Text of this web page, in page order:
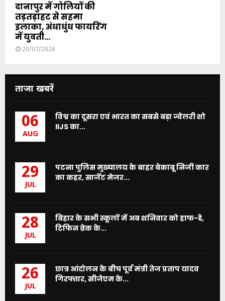
दानापुर में गोलियों की
तड़तड़ाहट से सहमा
इलाका, अंधाधुंध फायरिंग
में युवती...
20/07/2026
ताजा खबरें
06
AUG
विश्व का दूसरा एवं भारत का सबसे बड़ा ज्वेलरी शो
IIJS का...
29
JUL
पटना पुलिस मुख्यालय के बाहर बेकाबू निजी कार
का कहर, सार्जेंट मेजर...
28
JUL
बिहार के सभी स्कूलों में अब शनिवार को हाफ-डे,
टिफिन ब्रेक के...
26
JUL
छात्र आंदोलन के बीच पूर्व मंत्री तेज प्रताप यादव
गिरफ्तार, सीजेएम के...